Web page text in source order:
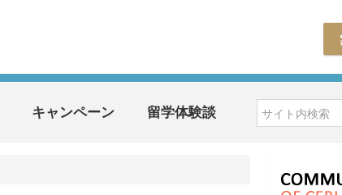
キャンペーン 留学体験談